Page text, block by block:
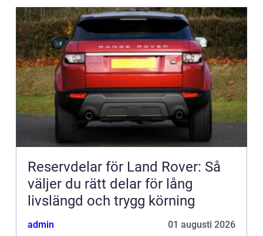
Reservdelar för Land Rover: Så
väljer du rätt delar för lång
livslängd och trygg körning
admin 01 augusti 2026